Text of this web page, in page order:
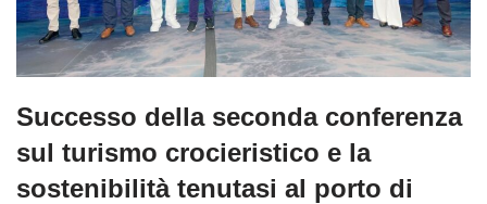
Successo della seconda conferenza
sul turismo crocieristico e la
sostenibilità tenutasi al porto di